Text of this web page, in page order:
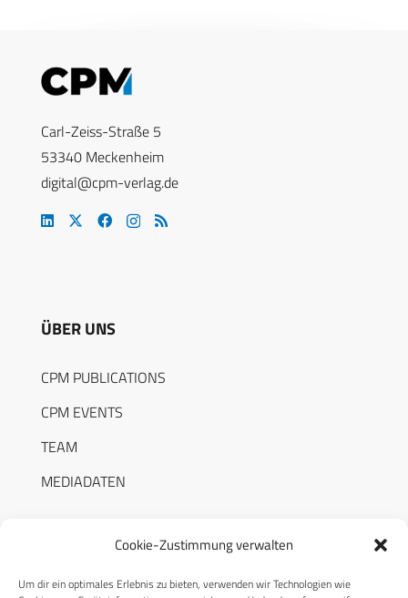
Cookie-Zustimmung verwalten
Um dir ein optimales Erlebnis zu bieten, verwenden wir Technologien wie
Carl-Zeiss-Straße 5
53340 Meckenheim
digital@cpm-verlag.de
ÜBER UNS
CPM PUBLICATIONS
CPM EVENTS
TEAM
MEDIADATEN